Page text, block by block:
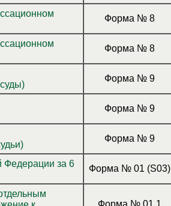
Форма № 8
Форма № 8
суды)
Форма № 9
Форма № 9
судьи)
Форма № 9
Форма № 01 (S03)
Форма № 01.1